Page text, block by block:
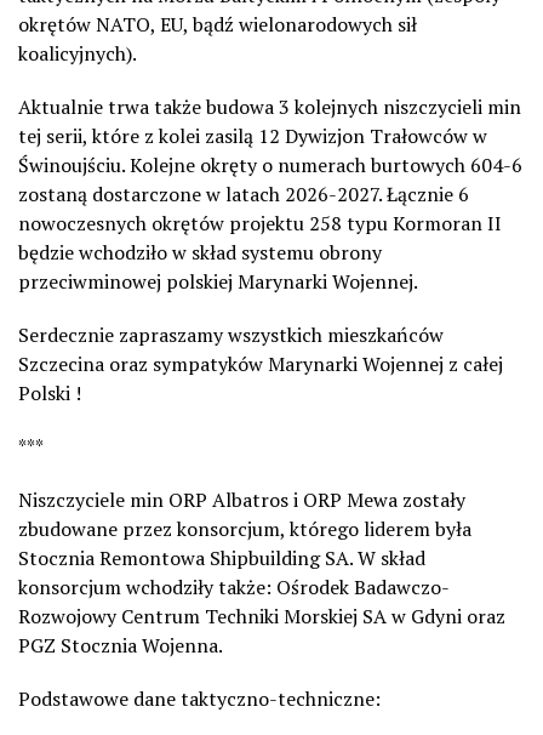
okrętów NATO, EU, bądź wielonarodowych sił
koalicyjnych).
Aktualnie trwa także budowa 3 kolejnych niszczycieli min
tej serii, które z kolei zasilą 12 Dywizjon Trałowców w
Świnoujściu. Kolejne okręty o numerach burtowych 604-6
zostaną dostarczone w latach 2026-2027. Łącznie 6
nowoczesnych okrętów projektu 258 typu Kormoran II
będzie wchodziło w skład systemu obrony
przeciwminowej polskiej Marynarki Wojennej.
Serdecznie zapraszamy wszystkich mieszkańców
Szczecina oraz sympatyków Marynarki Wojennej z całej
Polski !
***
Niszczyciele min ORP Albatros i ORP Mewa zostały
zbudowane przez konsorcjum, którego liderem była
Stocznia Remontowa Shipbuilding SA. W skład
konsorcjum wchodziły także: Ośrodek Badawczo-
Rozwojowy Centrum Techniki Morskiej SA w Gdyni oraz
PGZ Stocznia Wojenna.
Podstawowe dane taktyczno-techniczne: